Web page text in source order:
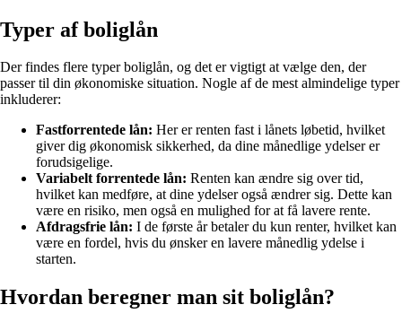
Typer af boliglån
Der findes flere typer boliglån, og det er vigtigt at vælge den, der
passer til din økonomiske situation. Nogle af de mest almindelige typer
inkluderer:
Fastforrentede lån: Her er renten fast i lånets løbetid, hvilket
giver dig økonomisk sikkerhed, da dine månedlige ydelser er
forudsigelige.
Variabelt forrentede lån: Renten kan ændre sig over tid,
hvilket kan medføre, at dine ydelser også ændrer sig. Dette kan
være en risiko, men også en mulighed for at få lavere rente.
Afdragsfrie lån: I de første år betaler du kun renter, hvilket kan
være en fordel, hvis du ønsker en lavere månedlig ydelse i
starten.
Hvordan beregner man sit boliglån?